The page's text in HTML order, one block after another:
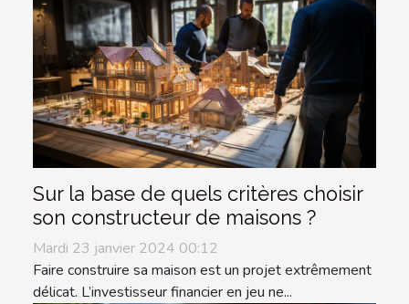
Sur la base de quels critères choisir
son constructeur de maisons ?
Mardi 23 janvier 2024 00:12
Faire construire sa maison est un projet extrêmement
délicat. L’investisseur financier en jeu ne...